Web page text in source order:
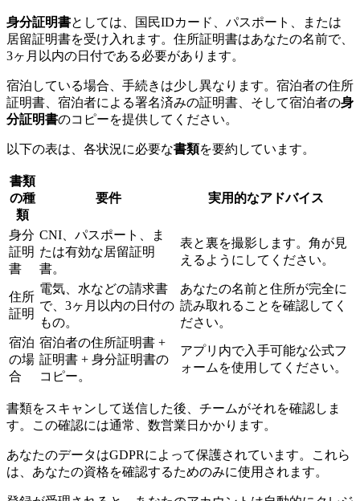
身分証明書としては、国民IDカード、パスポート、または
居留証明書を受け入れます。住所証明書はあなたの名前で、
3ヶ月以内の日付である必要があります。
宿泊している場合、手続きは少し異なります。宿泊者の住所
証明書、宿泊者による署名済みの証明書、そして宿泊者の身
分証明書のコピーを提供してください。
以下の表は、各状況に必要な書類を要約しています。
書類
の種
類
要件 実用的なアドバイス
身分
証明
書
CNI、パスポート、ま
たは有効な居留証明
書。
表と裏を撮影します。角が見
えるようにしてください。
住所
証明
電気、水などの請求書
で、3ヶ月以内の日付の
もの。
あなたの名前と住所が完全に
読み取れることを確認してく
ださい。
宿泊
の場
合
宿泊者の住所証明書 +
証明書 + 身分証明書の
コピー。
アプリ内で入手可能な公式フ
ォームを使用してください。
書類をスキャンして送信した後、チームがそれを確認しま
す。この確認には通常、数営業日かかります。
あなたのデータはGDPRによって保護されています。これら
は、あなたの資格を確認するためのみに使用されます。